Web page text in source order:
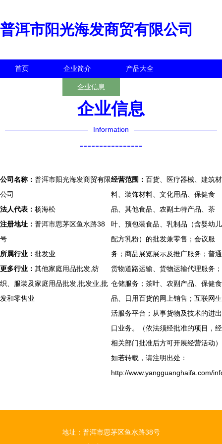
普洱市阳光海发商贸有限公司
首页 企业简介 产品大全
企业信息
企业信息
Information
----------------
公司名称： 普洱市阳光海发商贸有限
公司
法人代表： 杨海松
注册地址： 普洱市思茅区鱼水路38
号
所属行业： 批发业
更多行业： 其他家庭用品批发,纺
织、服装及家庭用品批发,批发业,批
发和零售业
经营范围： 百货、医疗器械、建筑材
料、装饰材料、文化用品、保健食
品、其他食品、农副土特产品、茶
叶、预包装食品、乳制品（含婴幼儿
配方乳粉）的批发兼零售；会议服
务；商品展览展示及推广服务；普通
货物道路运输、货物运输代理服务；
仓储服务；茶叶、农副产品、保健食
品、日用百货的网上销售；互联网生
活服务平台；从事货物及技术的进出
口业务。（依法须经批准的项目，经
相关部门批准后方可开展经营活动）
如若转载，请注明出处：
http://www.yangguanghaifa.com/
地址：普洱市思茅区鱼水路38号